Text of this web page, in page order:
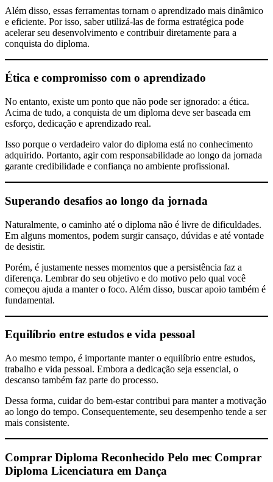
Além disso, essas ferramentas tornam o aprendizado mais dinâmico
e eficiente. Por isso, saber utilizá-las de forma estratégica pode
acelerar seu desenvolvimento e contribuir diretamente para a
conquista do diploma.
Ética e compromisso com o aprendizado
No entanto, existe um ponto que não pode ser ignorado: a ética.
Acima de tudo, a conquista de um diploma deve ser baseada em
esforço, dedicação e aprendizado real.
Isso porque o verdadeiro valor do diploma está no conhecimento
adquirido. Portanto, agir com responsabilidade ao longo da jornada
garante credibilidade e confiança no ambiente profissional.
Superando desafios ao longo da jornada
Naturalmente, o caminho até o diploma não é livre de dificuldades.
Em alguns momentos, podem surgir cansaço, dúvidas e até vontade
de desistir.
Porém, é justamente nesses momentos que a persistência faz a
diferença. Lembrar do seu objetivo e do motivo pelo qual você
começou ajuda a manter o foco. Além disso, buscar apoio também é
fundamental.
Equilíbrio entre estudos e vida pessoal
Ao mesmo tempo, é importante manter o equilíbrio entre estudos,
trabalho e vida pessoal. Embora a dedicação seja essencial, o
descanso também faz parte do processo.
Dessa forma, cuidar do bem-estar contribui para manter a motivação
ao longo do tempo. Consequentemente, seu desempenho tende a ser
mais consistente.
Comprar Diploma Reconhecido Pelo mec Comprar
Diploma Licenciatura em Dança